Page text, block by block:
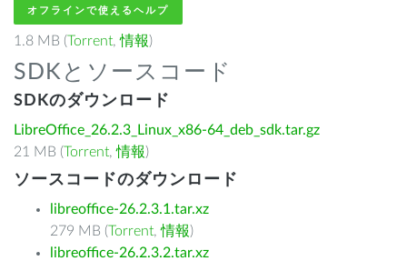
オフラインで使えるヘルプ
1.8 MB (Torrent,情報)
SDKとソースコード
SDKのダウンロード
LibreOffice_26.2.3_Linux_x86-64_deb_sdk.tar.gz
21 MB (Torrent,情報)
ソースコードのダウンロード
libreoffice-26.2.3.1.tar.xz
279 MB (Torrent,情報)
libreoffice-26.2.3.2.tar.xz